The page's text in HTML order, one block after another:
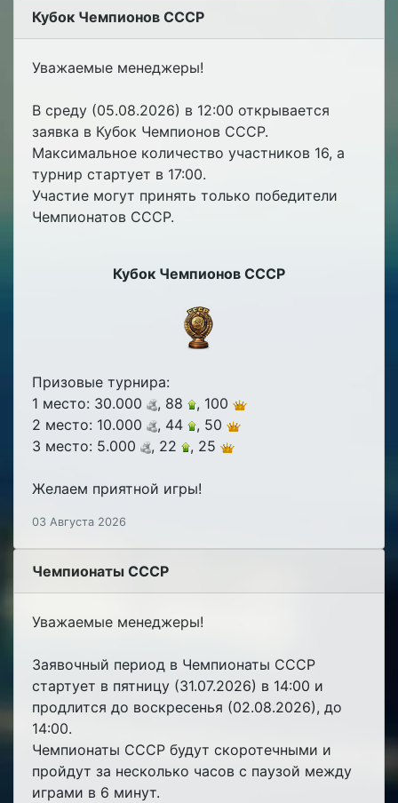
Кубок Чемпионов СССР
Уважаемые менеджеры!
В среду (05.08.2026) в 12:00 открывается
заявка в Кубок Чемпионов СССР.
Максимальное количество участников 16, а
турнир стартует в 17:00.
Участие могут принять только победители
Чемпионатов СССР.
Кубок Чемпионов СССР
Призовые турнира:
1 место: 30.000
, 88
, 100
2 место: 10.000
, 44
, 50
3 место: 5.000
, 22 , 25
Желаем приятной игры!
03 Августа 2026
Чемпионаты СССР
Уважаемые менеджеры!
Заявочный период в Чемпионаты СССР
стартует в пятницу (31.07.2026) в 14:00 и
продлится до воскресенья (02.08.2026), до
14:00.
Чемпионаты СССР будут скоротечными и
пройдут за несколько часов с паузой между
играми в 6 минут.